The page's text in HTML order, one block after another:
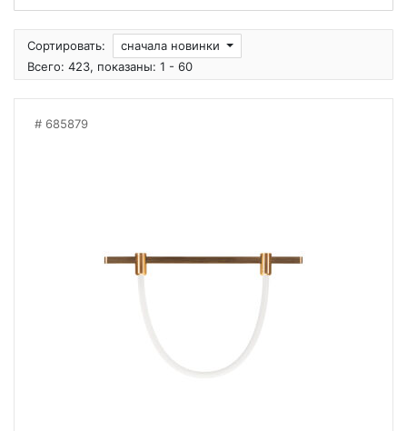
Сортировать:
сначала новинки
Всего: 423, показаны: 1 - 60
685879